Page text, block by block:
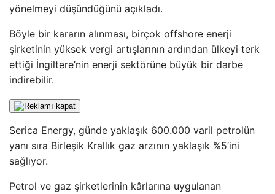
yönelmeyi düşündüğünü açıkladı.
Böyle bir kararın alınması, birçok offshore enerji
şirketinin yüksek vergi artışlarının ardından ülkeyi terk
ettiği İngiltere’nin enerji sektörüne büyük bir darbe
indirebilir.
Serica Energy, günde yaklaşık 600.000 varil petrolün
yanı sıra Birleşik Krallık gaz arzının yaklaşık %5’ini
sağlıyor.
Petrol ve gaz şirketlerinin kârlarına uygulanan